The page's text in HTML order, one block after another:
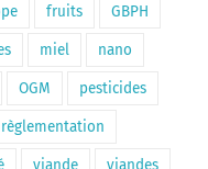
fruits GBPH
miel nano
OGM pesticides
règlementation
viande viandes